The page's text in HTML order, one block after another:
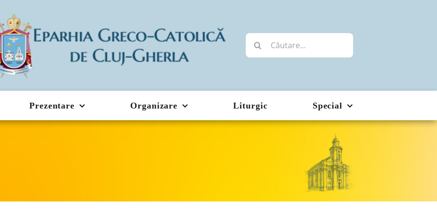
Cautare...
Prezentare Organizare Liturgic Special